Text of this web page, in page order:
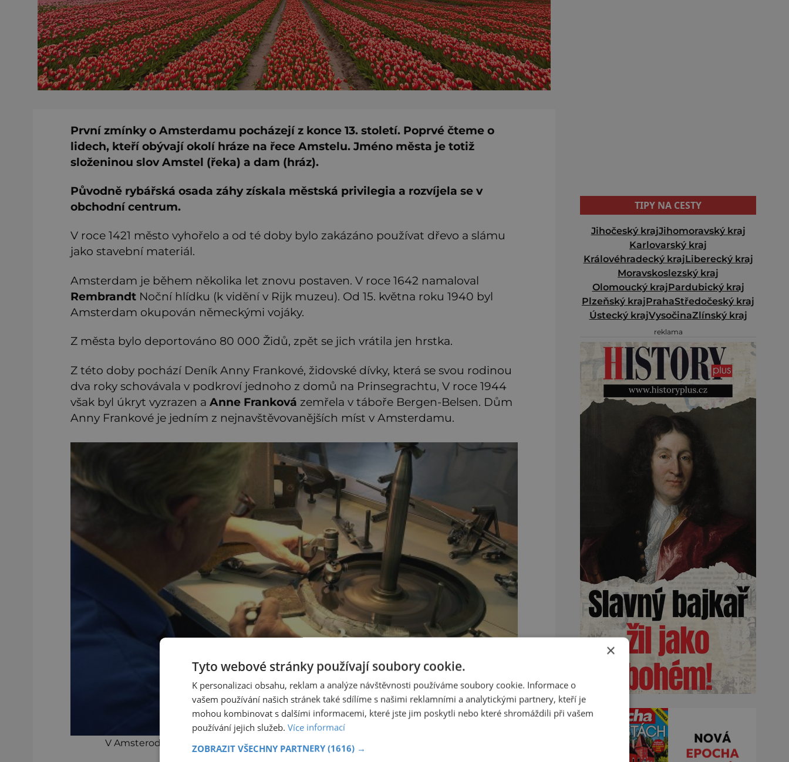
První zmínky o Amsterdamu pocházejí z konce 13. století. Poprvé čteme o
lidech, kteří obývají okolí hráze na řece Amstelu. Jméno města je totiž
složeninou slov Amstel (řeka) a dam (hráz).
Původně rybářská osada záhy získala městská privilegia a rozvíjela se v
obchodní centrum.
V roce 1421 město vyhořelo a od té doby bylo zakázáno používat dřevo a slámu
jako stavební materiál.
Amsterdam je během několika let znovu postaven. V roce 1642 namaloval
Rembrandt Noční hlídku (k vidění v Rijk muzeu). Od 15. května roku 1940 byl
Amsterdam okupován německými vojáky.
Z města bylo deportováno 80 000 Židů, zpět se jich vrátila jen hrstka.
Z této doby pochází Deník Anny Frankové, židovské dívky, která se svou rodinou
dva roky schovávala v podkroví jednoho z domů na Prinsegrachtu, V roce 1944
však byl úkryt vyzrazen a Anne Franková zemřela v táboře Bergen-Belsen. Dům
Anny Frankové je jedním z nejnavštěvovanějších míst v Amsterdamu.
V Amsterodamu byly od sedmnáctého století dílny, kde se diamanty jen brousily.
TIPY NA CESTY
Jihočeský krajJihomoravský kraj
Karlovarský kraj
Královéhradecký krajLiberecký kraj
Moravskoslezský kraj
Olomoucký krajPardubický kraj
Plzeňský krajPrahaStředočeský kraj
Ústecký krajVysočinaZlínský kraj
reklama
×
Tyto webové stránky používají soubory cookie.
K personalizaci obsahu, reklam a analýze návštěvnosti používáme soubory cookie. Informace o
vašem používání našich stránek také sdílíme s našimi reklamními a analytickými partnery, kteří je
mohou kombinovat s dalšími informacemi, které jste jim poskytli nebo které shromáždili při vašem
používání jejich služeb. Více informací
ZOBRAZIT VŠECHNY PARTNERY (1616) →